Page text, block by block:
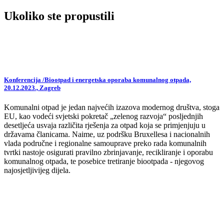
Ukoliko ste propustili
Konferencija /Biootpad i energetska oporaba komunalnog otpada,
20.12.2023., Zagreb
Komunalni otpad je jedan najvećih izazova modernog društva, stoga
EU, kao vodeći svjetski pokretač „zelenog razvoja“ posljednjih
desetljeća usvaja različita rješenja za otpad koja se primjenjuju u
državama članicama. Naime, uz podršku Bruxellesa i nacionalnih
vlada područne i regionalne samouprave preko rada komunalnih
tvrtki nastoje osigurati pravilno zbrinjavanje, recikliranje i oporabu
komunalnog otpada, te posebice tretiranje biootpada - njegovog
najosjetljivijeg dijela.